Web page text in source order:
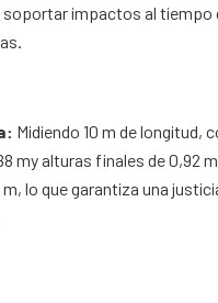
soportar impactos al tiempo
Midiendo 10 m de longitud,
my alturas finales de 0,92
lo que garantiza una